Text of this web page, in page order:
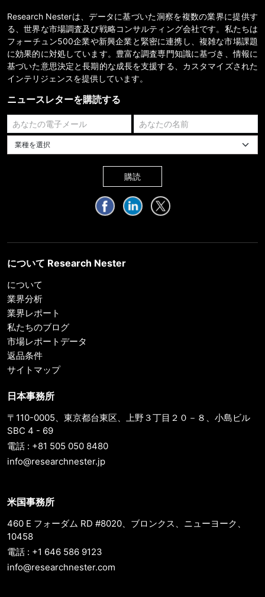
Research Nesterは、データに基づいた洞察を複数の業界に提供す
る、世界な市場調査及び戦略コンサルティング会社です。私たちは
フォーチュン500企業や新興企業と緊密に連携し、複雑な市場課題
に効果的に対処しています。豊富な調査専門知識に基づき、情報に
基づいた意思決定と長期的な成長を支援する、カスタマイズされた
インテリジェンスを提供しています。
ニュースレターを購読する
業種を選択してください
購読
について Research Nester
について
業界分析
業界レポート
私たちのブログ
市場レポートデータ
返品条件
サイトマップ
日本事務所
〒110-0005、東京都台東区、上野３丁目２０－８、小島ビル
SBC 4 - 69
電話 : +81 505 050 8480
info@researchnester.jp
米国事務所
460 E フォーダム RD #8020、ブロンクス、ニューヨーク、
10458
電話 : +1 646 586 9123
info@researchnester.com